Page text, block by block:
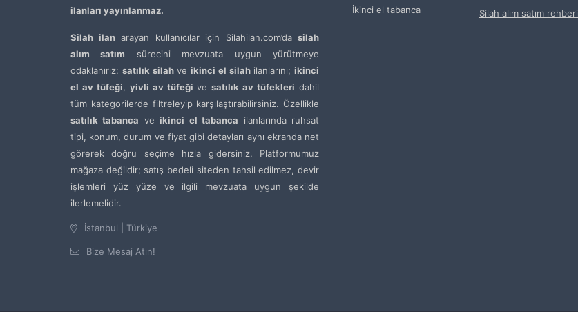
ilanları yayınlanmaz.
Silah ilanarayan kullanıcılar için Silahilan.com’da silah
alım satım sürecini mevzuata uygun yürütmeye
odaklanırız: satılık silahve ikinci el silahilanlarını; ikinci
el av tüfeği, yivli av tüfeği vesatılık av tüfekleri dahil
tüm kategorilerde filtreleyip karşılaştırabilirsiniz. Özellikle
satılık tabanca veikinci el tabanca ilanlarında ruhsat
tipi, konum, durum ve fiyat gibi detayları aynı ekranda net
görerek doğru seçime hızla gidersiniz. Platformumuz
mağaza değildir; satış bedeli siteden tahsil edilmez, devir
işlemleri yüz yüze ve ilgili mevzuata uygun şekilde
ilerlemelidir.
İstanbul | Türkiye
Bize Mesaj Atın!
İkinci el tabanca Silah alım satım rehberi